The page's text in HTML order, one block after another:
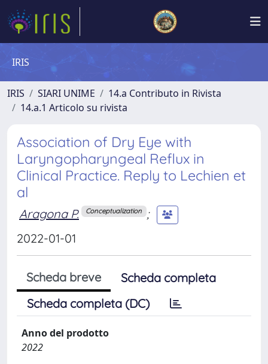
IRIS
IRIS SIARI UNIME
14.a Contributo in Rivista
14.a.1 Articolo su rivista
Association of Dry Eye with
Laryngopharyngeal Reflux in
Clinical Practice. Reply to Lechien et
al
Aragona P. Conceptualization ;
2022-01-01
Scheda breve
Scheda completa
Scheda completa (DC)
Anno del prodotto
2022